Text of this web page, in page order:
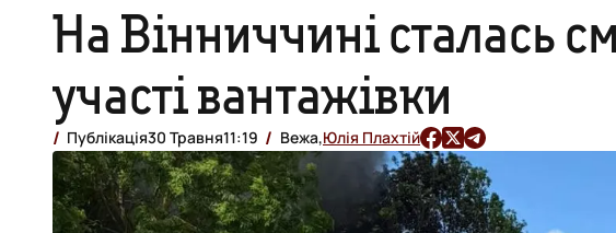
На Вінниччині сталась
участі вантажівки
Публікація30 Травня11:19 Вежа,Юлія Плахтій